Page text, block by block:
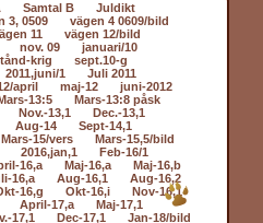
Samtal B
Juldikt
3, 0509
vägen 4 0609/bild
11
vägen 12/bild
nov. 09
januari/10
krig
sept.10-g
2011,juni/1
Juli 2011
april maj-12
juni-2012
13:5
Mars-13:8 påsk
Nov.-13,1
Dec.-13,1
Aug-14
Sept-14,1
Mars-15/vers
Mars-15,5/bild
2016,jan,1
Feb-16/1
16,a Maj-16,a
Maj-16,b
16,a Aug-16,1
Aug-16,2
16,g Okt-16,i
Nov-16,1
April-17,a
Maj-17,1
17,1 Dec-17,1
Jan-18/bild